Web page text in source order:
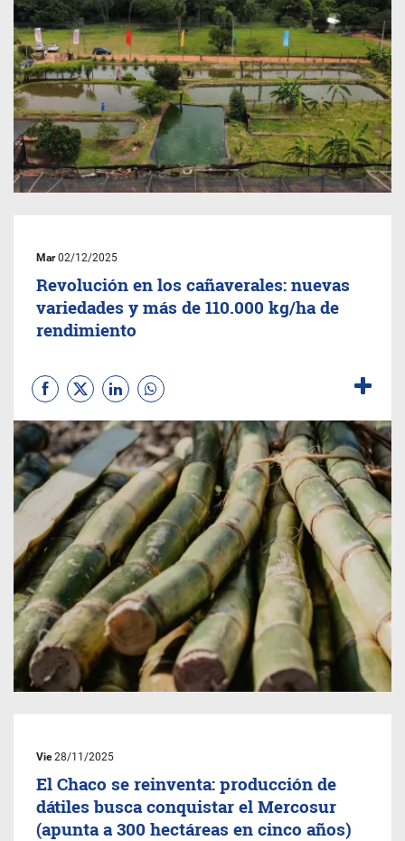
Mar02/12/2025
Revolución en los cañaverales: nuevas
variedades y más de 110.000 kg/ha de
rendimiento
Vie28/11/2025
El Chaco se reinventa: producción de
dátiles busca conquistar el Mercosur
(apunta a 300 hectáreas en cinco años)